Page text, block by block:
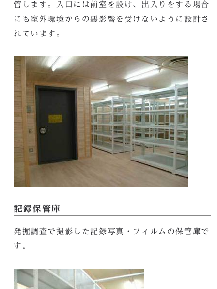
管します。入口には前室を設け、出入りをする場合
にも室外環境からの悪影響を受けないように設計さ
れています。
記録保管庫
発掘調査で撮影した記録写真・フィルムの保管庫で
す。